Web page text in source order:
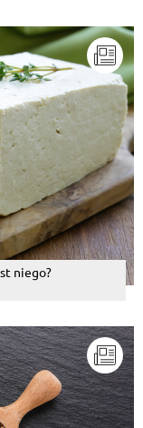
niego?